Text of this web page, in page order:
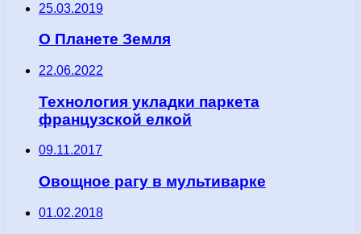
25.03.2019
О Планете Земля
22.06.2022
Технология укладки паркета
французской елкой
09.11.2017
Овощное рагу в мультиварке
01.02.2018